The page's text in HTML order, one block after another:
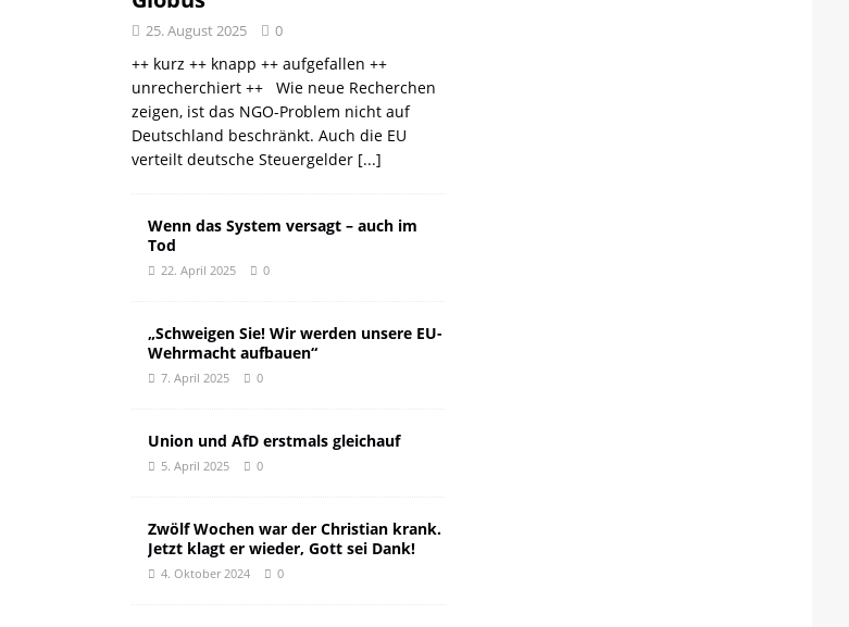
25. August 2025 0
++ kurz ++ knapp ++ aufgefallen ++
unrecherchiert ++ Wie neue Recherchen
zeigen, ist das NGO-Problem nicht auf
Deutschland beschränkt. Auch die EU
verteilt deutsche Steuergelder [...]
Wenn das System versagt – auch im
Tod
22. April 2025 0
„Schweigen Sie! Wir werden unsere EU-
Wehrmacht aufbauen“
7. April 2025 0
Union und AfD erstmals gleichauf
5. April 2025 0
Zwölf Wochen war der Christian krank.
Jetzt klagt er wieder, Gott sei Dank!
4. Oktober 2024 0